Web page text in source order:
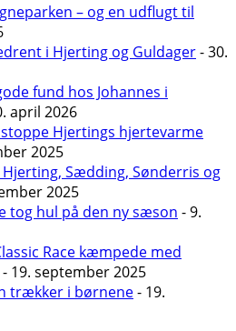
– og en udflugt til
i Hjerting og Guldager- 30.
fund hos Johannes i
april 2026
Hjertings hjertevarme
2025
Hjerting, Sædding, Sønderris og
2025
tog hul på den ny sæson - 9.
Race kæmpede med
- 19. september 2025
trækker i børnene- 19.